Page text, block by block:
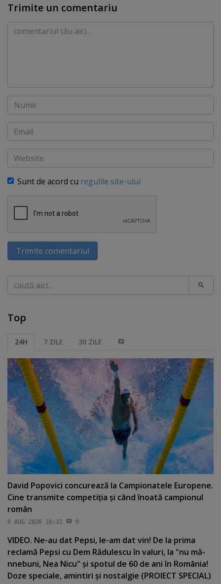
Trimite un comentariu
Comentariu
Nume
Email
Website
Sunt de acord cu regulile site-ului
Trimite comentariul
Caută
Top
24H 7 ZILE 30 ZILE
David Popovici concurează la Campionatele Europene.
Cine transmite competiţia şi când înoată campionul
român
6 AUG 2026 16:31 0
VIDEO. Ne-au dat Pepsi, le-am dat vin! De la prima
reclamă Pepsi cu Dem Rădulescu în valuri, la "nu mă-
nnebuni, Nea Nicu" şi spotul de 60 de ani în România!
Doze speciale, amintiri şi nostalgie (PROIECT SPECIAL)